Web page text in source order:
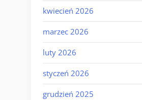
kwiecień 2026
marzec 2026
luty 2026
styczeń 2026
grudzień 2025